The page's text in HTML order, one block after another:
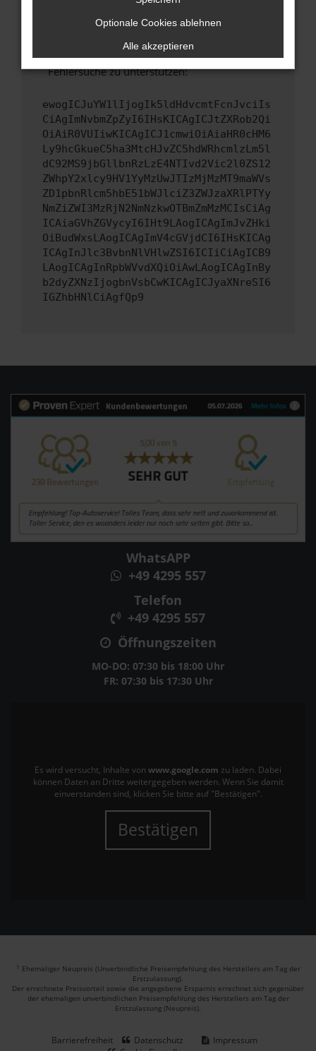
Wenn du alle oben genannten Schritte versucht
hast, kontaktiere uns bitte. Wir werden
versuchen, das Problem zu beheben. Du kannst
uns diesen Text schicken, um uns bei der
Fehlersuche zu unterstützen:
ewogICJuYW1lIjogIk5ldHdvcmtFcnJvciIs
CiAgImNvbmZpZyI6IHsKICAgICJtZXRob2Qi
OiAiR0VUIiwKICAgICJ1cmwiOiAiaHR0cHM6
Ly9hcGkueC5ha3MtcHJvZC5hdWRhcmlzLm5l
dC92MS9jbGllbnRzLzE4NTIvd2Vic2l0ZS12
ZWhpY2xlcy9HV1YyMzUwJTIzMjMzMT9maWVs
ZD1pbnRlcm5hbE51bWJlciZ3ZWJzaXRlPTYy
NmZiZWI3MzRjN2NmNzkwOTBmZmMzMCIsCiAg
ICAiaGVhZGVycyI6IHt9LAogICAgImJvZHki
OiBudWxsLAogICAgImV4cGVjdCI6IHsKICAg
ICAgInJlc3BvbnNlVHlwZSI6ICIiCiAgICB9
LAogICAgInRpbWVvdXQiOiAwLAogICAgInBy
b2dyZXNzIjogbnVsbCwKICAgICJyaXNreSI6
IGZhbHNlCiAgfQp9
WhatsAPP
+49 4295 557
Telefon
+49 4295 557
Öffnungszeiten
MO-DO: 07:30 bis 18:00 Uhr
FR: 07:30 bis 17:30 Uhr
Es wird versucht, Inhalte von www.google.com zu laden. Dabei
können Daten an Dritte weitergegeben werden. Wenn Sie damit
einverstanden sind, klicken Sie bitte auf "Bestätigen".
Bestätigen
1 Ehemaliger Neupreis (Unverbindliche Preisempfehlung des Herstellers am Tag der
Erstzulassung).
Der errechnete Preisvorteil sowie die angegebene Ersparnis errechnet sich gegenüber
der ehemaligen unverbindlichen Preisempfehlung des Herstellers am Tag der
Erstzulassung (Neupreis).
Barrierefreiheit Datenschutz
Impressum
Optionale Cookies ablehnen
Alle akzeptieren